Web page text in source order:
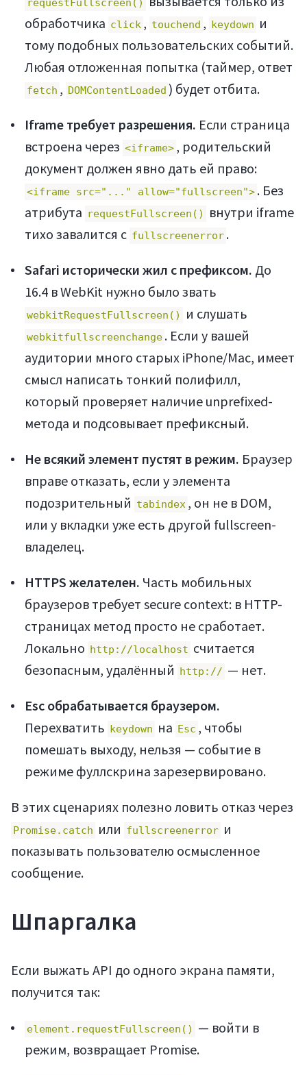
requestFullscreen()
обработчика click , touchend , keydown и
тому подобных пользовательских событий.
Любая отложенная попытка (таймер, ответ
fetch , DOMContentLoaded ) будет отбита.
Iframe требует разрешения. Если страница
встроена через <iframe> , родительский
документ должен явно дать ей право:
<iframe src="..." allow="fullscreen"> . Без
атрибута requestFullscreen()
внутри iframe
тихо завалится с fullscreenerror .
Safari исторически жил с префиксом. До
16.4 в WebKit нужно было звать
webkitRequestFullscreen() и слушать
webkitfullscreenchange . Если у вашей
аудитории много старых iPhone/Mac, имеет
смысл написать тонкий полифилл,
который проверяет наличие unprefixed-
метода и подсовывает префиксный.
Не всякий элемент пустят в режим. Браузер
вправе отказать, если у элемента
подозрительный tabindex , он не в DOM,
или у вкладки уже есть другой fullscreen-
владелец.
HTTPS желателен. Часть мобильных
браузеров требует secure context: в HTTP-
страницах метод просто не сработает.
Локально http://localhost считается
безопасным, удалённый http:// — нет.
Esc обрабатывается браузером.
Перехватить keydown на Esc , чтобы
помешать выходу, нельзя — событие в
режиме фуллскрина зарезервировано.
В этих сценариях полезно ловить отказ через
Promise.catch или fullscreenerror и
показывать пользователю осмысленное
сообщение.
Шпаргалка
Если выжать API до одного экрана памяти,
получится так:
element.requestFullscreen()
— войти в
режим, возвращает Promise.